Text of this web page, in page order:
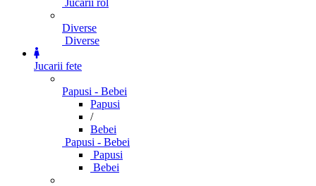
Jucarii rol
Diverse
Diverse
Jucarii fete
Papusi - Bebei
Papusi
/
Bebei
Papusi - Bebei
Papusi
Bebei